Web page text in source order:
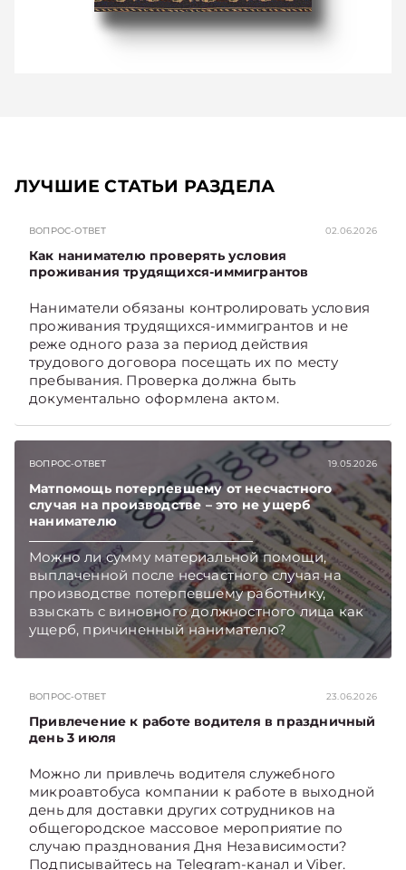
ЛУЧШИЕ СТАТЬИ РАЗДЕЛА
ВОПРОС-ОТВЕТ 02.06.2026
Как нанимателю проверять условия
проживания трудящихся-иммигрантов
Наниматели обязаны контролировать условия
проживания трудящихся-иммигрантов и не
реже одного раза за период действия
трудового договора посещать их по месту
пребывания. Проверка должна быть
документально оформлена актом.
ВОПРОС-ОТВЕТ 19.05.2026
Матпомощь потерпевшему от несчастного
случая на производстве – это не ущерб
нанимателю
Можно ли сумму материальной помощи,
выплаченной после несчастного случая на
производстве потерпевшему работнику,
взыскать с виновного должностного лица как
ущерб, причиненный нанимателю?
Подписывайтесь на Telegram‑канал и Viber,
ВОПРОС-ОТВЕТ 23.06.2026
Привлечение к работе водителя в праздничный
день 3 июля
Можно ли привлечь водителя служебного
микроавтобуса компании к работе в выходной
день для доставки других сотрудников на
общегородское массовое мероприятие по
случаю празднования Дня Независимости?
Подписывайтесь на Telegram‑канал и Viber.